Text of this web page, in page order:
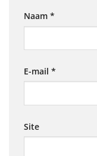
Naam *
E-mail *
Site